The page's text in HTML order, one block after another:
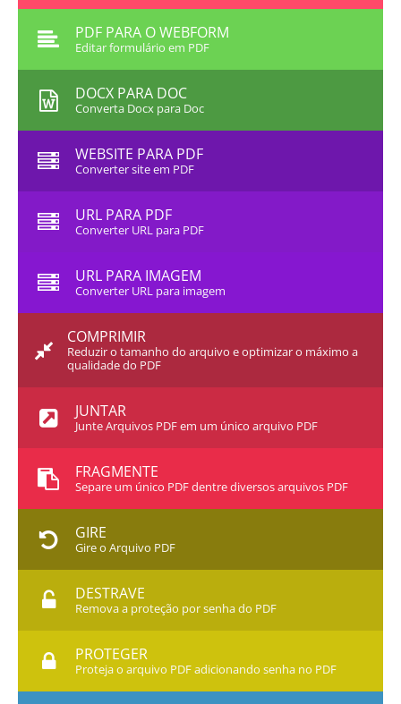
PDF PARA O WEBFORM
Editar formulário em PDF
DOCX PARA DOC
Converta Docx para Doc
WEBSITE PARA PDF
Converter site em PDF
URL PARA PDF
Converter URL para PDF
URL PARA IMAGEM
Converter URL para imagem
COMPRIMIR
Reduzir o tamanho do arquivo e optimizar o máximo a
qualidade do PDF
JUNTAR
Junte Arquivos PDF em um único arquivo PDF
FRAGMENTE
Separe um único PDF dentre diversos arquivos PDF
GIRE
Gire o Arquivo PDF
DESTRAVE
Remova a proteção por senha do PDF
PROTEGER
Proteja o arquivo PDF adicionando senha no PDF